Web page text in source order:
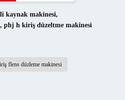
kaynak makinesi,
, phj h kiriş düzeltme makinesi
flens düzleme makinesi